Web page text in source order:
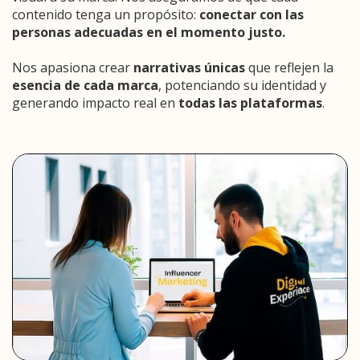
contenido tenga un propósito: conectar con las
personas adecuadas en el momento justo.
Nos apasiona crear narrativas únicasque reflejen la
esencia de cada marca, potenciando su identidad y
generando impacto real en todas las plataformas.